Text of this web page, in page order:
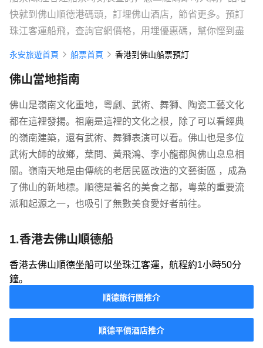
快就到佛山順德港碼頭，訂埋佛山酒店，節省更多。預訂
珠江客運船飛，查詢官網價格，用埋優惠碼，幫你慳到盡
永安旅遊首頁 船票首頁 香港到佛山船票預訂
佛山當地指南
佛山是嶺南文化重地，粵劇、武術、舞獅、陶瓷工藝文化
都在這裡發揚。祖廟是這裡的文化之根，除了可以看經典
的嶺南建築，還有武術、舞獅表演可以看。佛山也是多位
武術大師的故鄉，葉問、黃飛鴻、李小龍都與佛山息息相
關。嶺南天地是由傳統的老居民區改造的文藝街區 ，成為
了佛山的新地標。順德是著名的美食之都，粵菜的重要流
派和起源之一，也吸引了無數美食愛好者前往。
1.香港去佛山順德船
香港去佛山順德坐船可以坐珠江客運，航程約1小時50分
鐘。
順德旅行團推介
順德平價酒店推介